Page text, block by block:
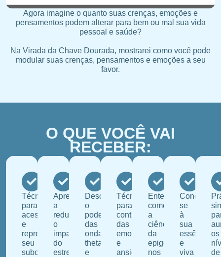
Agora imagine o quanto suas crenças, emoções e
pensamentos podem alterar para bem ou mal sua vida
pessoal e saúde?
Na Virada da Chave Dourada, mostrarei como você pode
modular suas crenças, pensamentos e emoções a seu
favor.
O QUE VOCÊ VAI
RECEBER:
Técnicas
para
acessar
e
reprogramar
seu
subconsciente.
Aprenda
a
reduzir
o
impacto
do
estresse
Descubra
o
poder
das
ondas
theta
e
Técnicas
para
controle
das
emoções
e
ansiedade.
Entender
como
a
ciência
da
epigenética
nos
Conecte-
se
à
sua
essência
e
viva
os
de